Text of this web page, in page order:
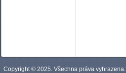
Copyright © 2025. Všechna práva vyhrazena.